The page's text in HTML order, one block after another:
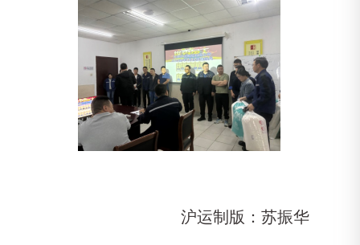
沪运制版：苏振华